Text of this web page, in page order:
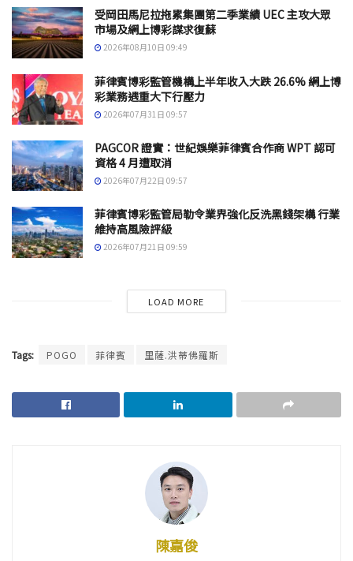
受岡田馬尼拉拖累集團第二季業績 UEC 主攻大眾
市場及網上博彩謀求復蘇
2026年08月10日 09:49
菲律賓博彩監管機構上半年收入大跌 26.6% 網上博
彩業務遇重大下行壓力
2026年07月31日 09:57
PAGCOR 證實：世紀娛樂菲律賓合作商 WPT 認可
資格 4 月遭取消
2026年07月22日 09:57
菲律賓博彩監管局勒令業界強化反洗黑錢架構 行業
維持高風險評級
2026年07月21日 09:59
LOAD MORE
Tags: POGO 菲律賓 里薩.洪蒂佛羅斯
陳嘉俊